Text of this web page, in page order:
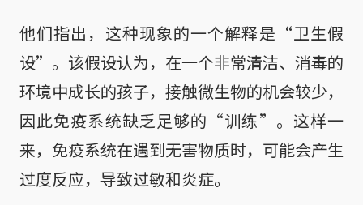
他们指出，这种现象的一个解释是“卫生假
设”。该假设认为，在一个非常清洁、消毒的
环境中成长的孩子，接触微生物的机会较少，
因此免疫系统缺乏足够的“训练”。这样一
来，免疫系统在遇到无害物质时，可能会产生
过度反应，导致过敏和炎症。